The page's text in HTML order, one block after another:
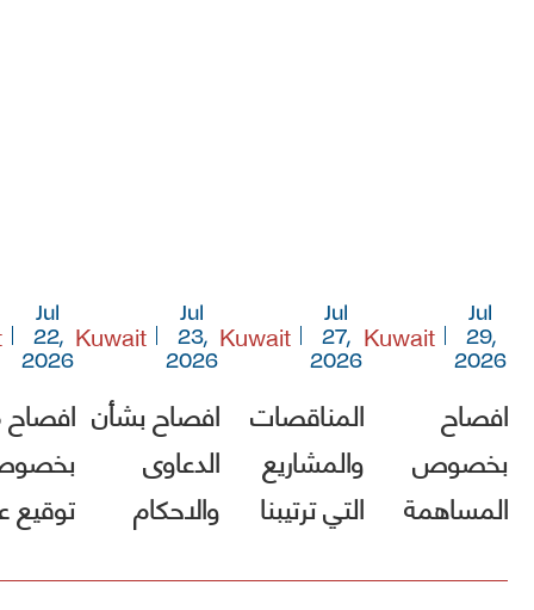
Jul
29,
2026
Kuwait
افصاح
بخصوص
المساهمة
Jul
27,
2026
Kuwait
المناقصات
والمشاريع
التي ترتيبنا
Jul
23,
2026
Kuwait
افصاح بشأن
الدعاوى
والاحكام
Jul
22,
2026
توقيع